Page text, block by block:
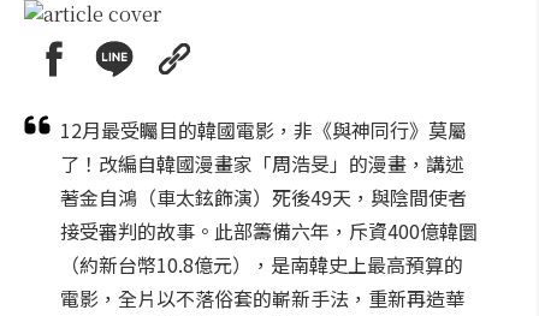
12月最受矚目的韓國電影，非《與神同行》莫屬
了！改編自韓國漫畫家「周浩旻」的漫畫，講述
著金自鴻（車太鉉飾演）死後49天，與陰間使者
接受審判的故事。此部籌備六年，斥資400億韓圜
（約新台幣10.8億元），是南韓史上最高預算的
電影，全片以不落俗套的嶄新手法，重新再造華